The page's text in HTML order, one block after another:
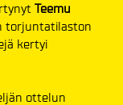
Teemu
torjuntatilaston
kertyi
ottelun